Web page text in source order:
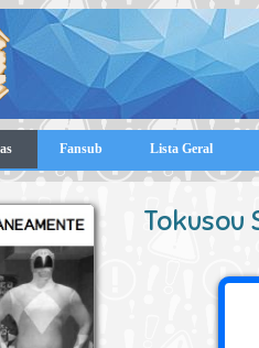
Fansub Lista Geral
Tokusou